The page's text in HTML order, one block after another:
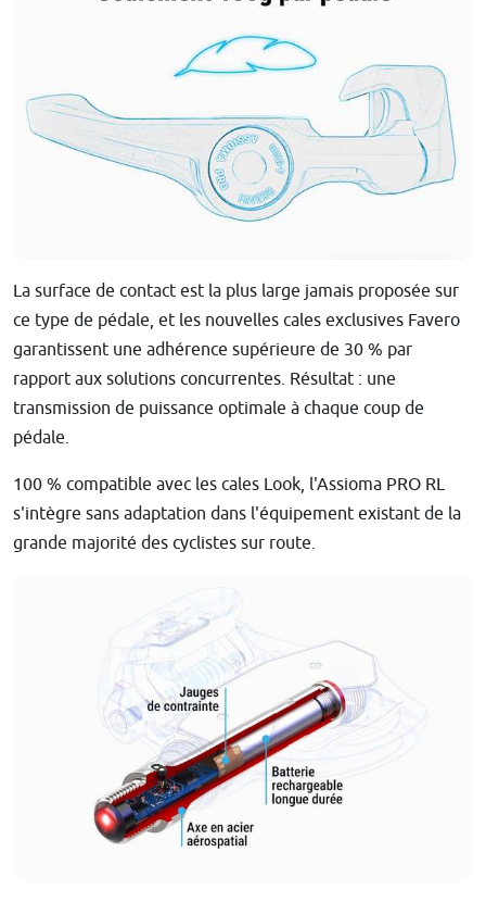
La surface de contact est la plus large jamais proposée sur
ce type de pédale, et les nouvelles cales exclusives Favero
garantissent une adhérence supérieure de 30 % par
rapport aux solutions concurrentes. Résultat : une
transmission de puissance optimale à chaque coup de
pédale.
100 % compatible avec les cales Look, l'Assioma PRO RL
s'intègre sans adaptation dans l'équipement existant de la
grande majorité des cyclistes sur route.